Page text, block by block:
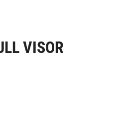
VISOR